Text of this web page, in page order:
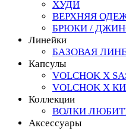
ХУДИ
ВЕРХНЯЯ
БРЮКИ /
Линейки
БАЗОВАЯ
Капсулы
VOLCHOK X
VOLCHOK X
Коллекции
ВОЛКИ
Аксессуары